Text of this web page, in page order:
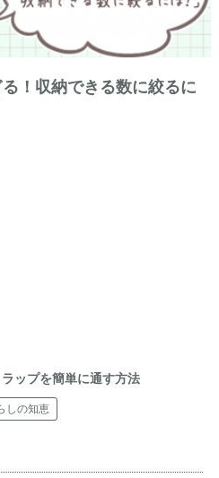
！収納できる数に絞るに
ラップを簡単に通す方法
しの知恵